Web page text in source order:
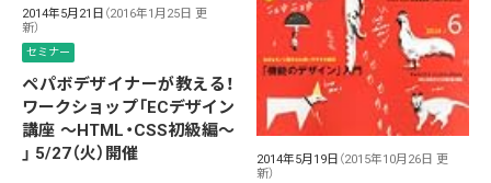
2014年5月21日 （2016年1月25日 更
新）
セミナー
ペパボデザイナーが教える！
ワークショップ「ECデザイン
講座 〜HTML・CSS初級編〜
」 5/27（火）開催
2014年5月19日 （2015年10月26日 更
新）